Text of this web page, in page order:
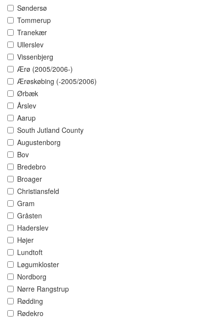
Søndersø
Tommerup
Tranekær
Ullerslev
Vissenbjerg
Ærø (2005/2006-)
Ærøskøbing (-2005/2006)
Ørbæk
Årslev
Aarup
South Jutland County
Augustenborg
Bov
Bredebro
Broager
Christiansfeld
Gram
Gråsten
Haderslev
Højer
Lundtoft
Løgumkloster
Nordborg
Nørre Rangstrup
Rødding
Rødekro